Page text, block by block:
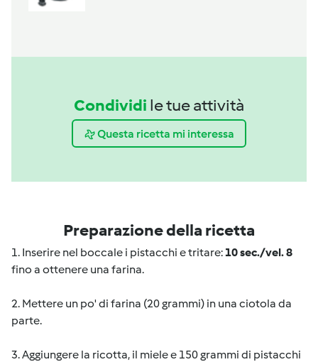
Condividi le tue attività
Questa ricetta mi interessa
Preparazione della ricetta
1. Inserire nel boccale i pistacchi e tritare: 10 sec./vel. 8
fino a ottenere una farina.
2. Mettere un po' di farina (20 grammi) in una ciotola da
parte.
3. Aggiungere la ricotta, il miele e 150 grammi di pistacchi